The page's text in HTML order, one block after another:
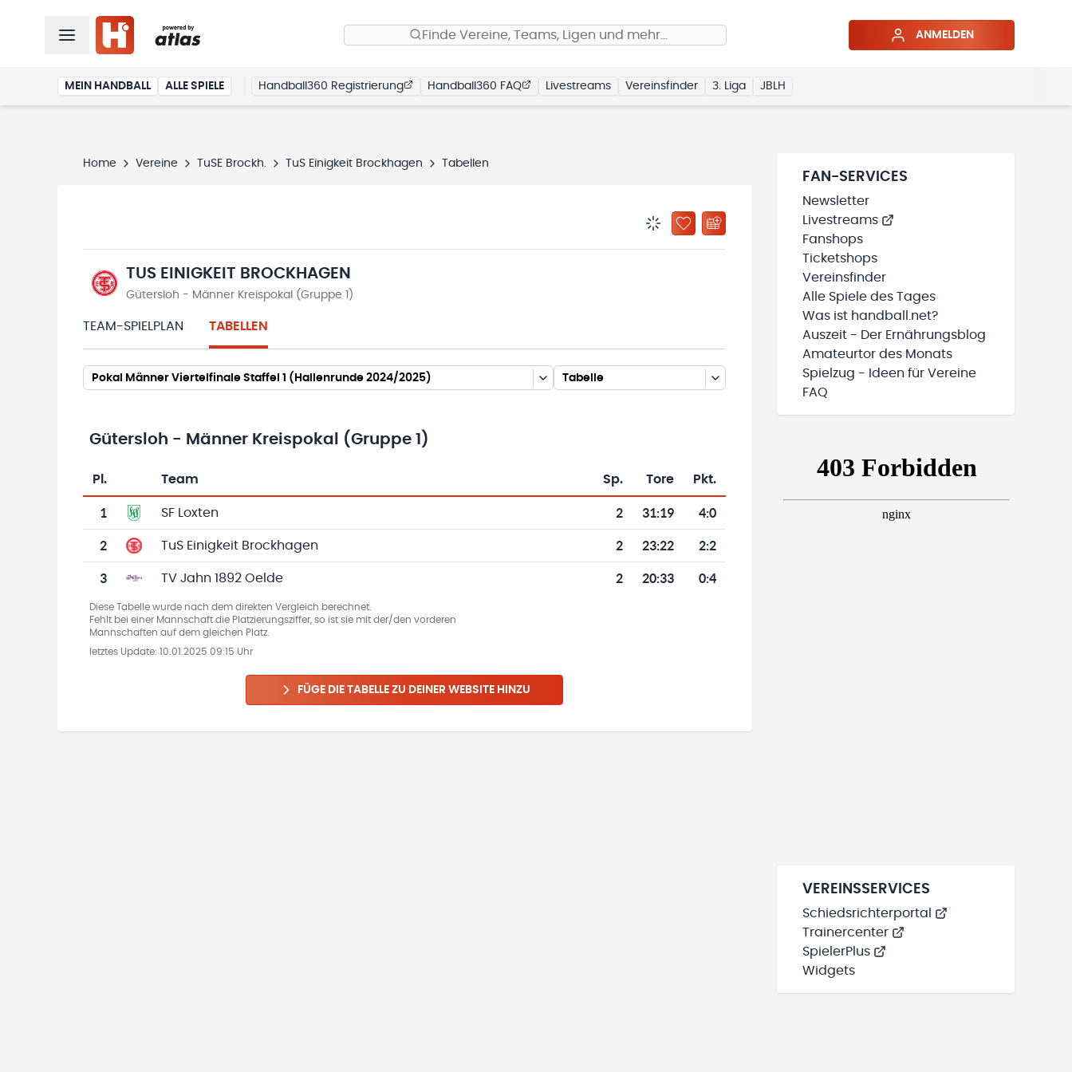
Finde Vereine, Teams, Ligen und mehr… ANMELDEN
MEIN HANDBALL ALLE SPIELE Handball360 Registrierung Handball360 FAQ Livestreams Vereinsfinder 3. Liga JBLH
Home Vereine TuSE Brockh. TuS Einigkeit Brockhagen Tabellen
BENACHRICHTIGUNGSSTATUS WIRD GELADEN
ZU „MEINE TEAMS“ HINZUFÜGEN
TUS EINIGKEIT BROCKHAGEN
Gütersloh - Männer Kreispokal (Gruppe 1)
TEAM-SPIELPLAN TABELLEN
Pokal Männer Viertelfinale Staffel 1 (Hallenrunde 2024/2025) Tabelle
Gütersloh - Männer Kreispokal (Gruppe 1)
Tabelle mit Vereinsplatzierungen, Spielen, Toren und Punkten
Pl. Team Sp. Tore Pkt.
1 SF Loxten 2 31:19 4:0
2 TuS Einigkeit Brockhagen 2 23:22 2:2
3 TV Jahn 1892 Oelde 2 20:33 0:4
Diese Tabelle wurde nach dem direkten Vergleich berechnet.
Fehlt bei einer Mannschaft die Platzierungsziffer, so ist sie mit der/den vorderen
Mannschaften auf dem gleichen Platz.
letztes Update: 10.01.2025 09:15 Uhr
FÜGE DIE TABELLE ZU DEINER WEBSITE HINZU
FAN-SERVICES
Newsletter
Livestreams
Fanshops
Ticketshops
Vereinsfinder
Alle Spiele des Tages
Was ist handball.net?
Auszeit - Der Ernährungsblog
Amateurtor des Monats
Spielzug - Ideen für Vereine
FAQ
VEREINSSERVICES
Schiedsrichterportal
Trainercenter
SpielerPlus
Widgets